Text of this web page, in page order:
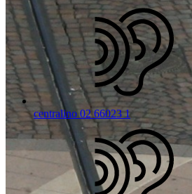
centralino 02 66023 1